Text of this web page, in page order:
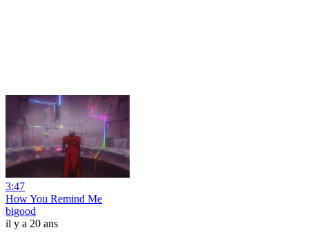
3:47
How You Remind Me
bigood
il y a 20 ans